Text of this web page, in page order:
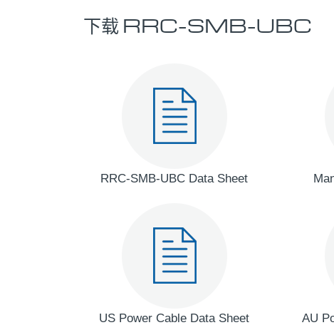
下载 RRC-SMB-UBC
RRC-SMB-UBC Data Sheet
US Power Cable Data Sheet AU